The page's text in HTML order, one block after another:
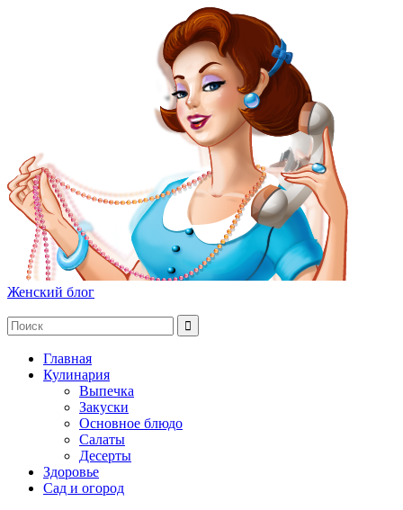
Женский блог
Главная
Кулинария
Выпечка
Закуски
Основное блюдо
Салаты
Десерты
Здоровье
Сад и огород